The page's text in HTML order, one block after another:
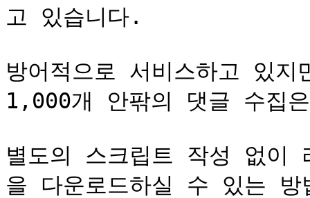
고 있습니다.
방어적으로 서비스하고 있
1,000개 안팎의 댓글 수집
별도의 스크립트 작성 없이
을 다운로드하실 수 있는